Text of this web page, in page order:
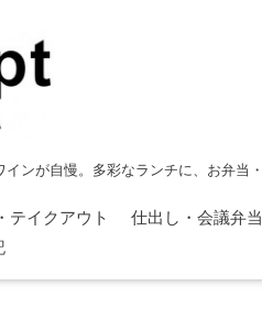
ンが自慢。多彩なランチに、お弁当
テイクアウト 仕出し・会議弁当